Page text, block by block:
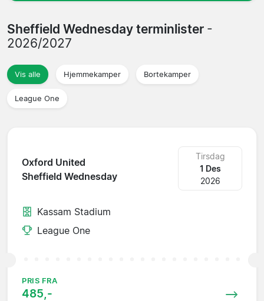
Sheffield Wednesday terminlister -
2026/2027
Vis alle Hjemmekamper Bortekamper
League One
Oxford United
Sheffield Wednesday
Tirsdag
1 Des
2026
Kassam Stadium
League One
PRIS FRA
485,-